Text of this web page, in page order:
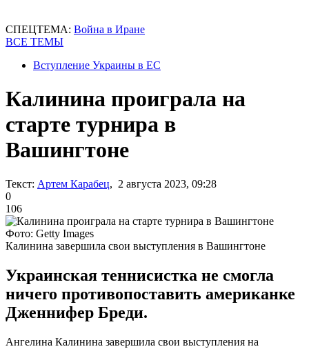
СПЕЦТЕМА: Война в Иране
ВСЕ ТЕМЫ
Вступление Украины в ЕС
Калинина проиграла на
старте турнира в
Вашингтоне
Текст: Артем Карабец, 2 августа 2023, 09:28
0
106
Фото: Getty Images
Калинина завершила свои выступления в Вашингтоне
Украинская теннисистка не смогла
ничего противопоставить американке
Дженнифер Бреди.
Ангелина Калинина завершила свои выступления на